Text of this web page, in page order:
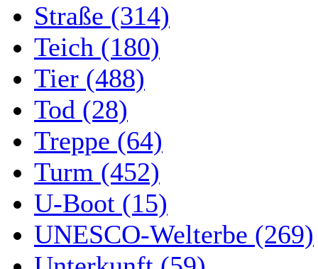
Straße (314)
Teich (180)
Tier (488)
Tod (28)
Treppe (64)
Turm (452)
U-Boot (15)
UNESCO-Welterbe (269)